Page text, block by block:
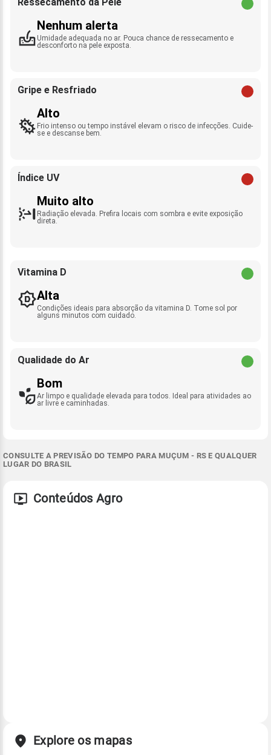
Nenhum alerta
Umidade adequada no ar. Pouca chance de ressecamento e
desconforto na pele exposta.
Gripe e Resfriado
Alto
Frio intenso ou tempo instável elevam o risco de infecções. Cuide-
se e descanse bem.
Índice UV
Muito alto
Radiação elevada. Prefira locais com sombra e evite exposição
direta.
Vitamina D
Alta
Condições ideais para absorção da vitamina D. Tome sol por
alguns minutos com cuidado.
Qualidade do Ar
Bom
Ar limpo e qualidade elevada para todos. Ideal para atividades ao
ar livre e caminhadas.
CONSULTE A PREVISÃO DO TEMPO PARA MUÇUM - RS E QUALQUER
LUGAR DO BRASIL
Conteúdos Agro
Explore os mapas